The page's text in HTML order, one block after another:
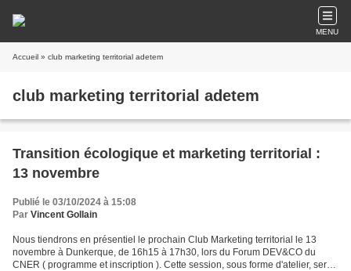
MENU
Accueil » club marketing territorial adetem
club marketing territorial adetem
Transition écologique et marketing territorial :
13 novembre
Publié le 03/10/2024 à 15:08
Par Vincent Gollain
Nous tiendrons en présentiel le prochain Club Marketing territorial le 13
novembre à Dunkerque, de 16h15 à 17h30, lors du Forum DEV&CO du
CNER ( programme et inscription ). Cette session, sous forme d'atelier, sera